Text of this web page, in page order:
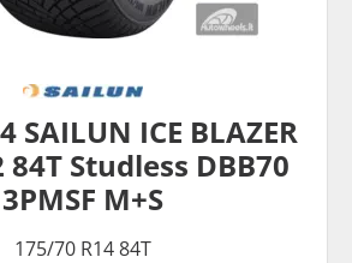
SAILUN ICE BLAZER
84T Studless DBB70
3PMSF M+S
175/70 R14 84T